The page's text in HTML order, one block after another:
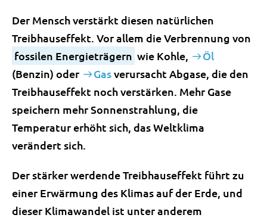
Der Mensch verstärkt diesen natürlichen
Treibhauseffekt. Vor allem die Verbrennung von
fossilen Energieträgern wie Kohle,
Öl
(Benzin) oder
Gasverursacht Abgase, die den
Treibhauseffekt noch verstärken. Mehr Gase
speichern mehr Sonnenstrahlung, die
Temperatur erhöht sich, das Weltklima
verändert sich.
Der stärker werdende Treibhauseffekt führt zu
einer Erwärmung des Klimas auf der Erde, und
dieser Klimawandel ist unter anderem